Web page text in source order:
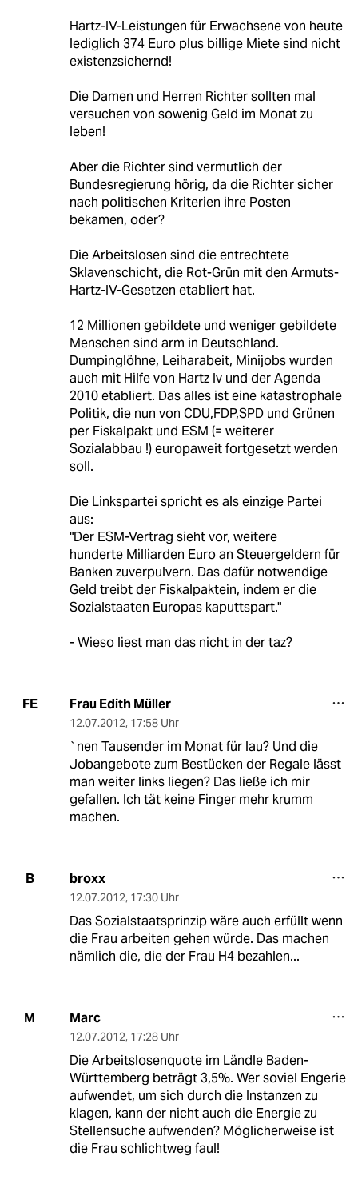
Hartz-IV-Leistungen für Erwachsene von heute
lediglich 374 Euro plus billige Miete sind nicht
existenzsichernd!
Die Damen und Herren Richter sollten mal
versuchen von sowenig Geld im Monat zu
leben!
Aber die Richter sind vermutlich der
Bundesregierung hörig, da die Richter sicher
nach politischen Kriterien ihre Posten
bekamen, oder?
Die Arbeitslosen sind die entrechtete
Sklavenschicht, die Rot-Grün mit den Armuts-
Hartz-IV-Gesetzen etabliert hat.
12 Millionen gebildete und weniger gebildete
Menschen sind arm in Deutschland.
Dumpinglöhne, Leiharabeit, Minijobs wurden
auch mit Hilfe von Hartz Iv und der Agenda
2010 etabliert. Das alles ist eine katastrophale
Politik, die nun von CDU,FDP,SPD und Grünen
per Fiskalpakt und ESM (= weiterer
Sozialabbau !) europaweit fortgesetzt werden
soll.
Die Linkspartei spricht es als einzige Partei
aus:
"Der ESM-Vertrag sieht vor, weitere
hunderte Milliarden Euro an Steuergeldern für
Banken zuverpulvern. Das dafür notwendige
Geld treibt der Fiskalpaktein, indem er die
Sozialstaaten Europas kaputtspart."
- Wieso liest man das nicht in der taz?
FE Frau Edith Müller
12.07.2012, 17:58 Uhr
`nen Tausender im Monat für lau? Und die
Jobangebote zum Bestücken der Regale lässt
man weiter links liegen? Das ließe ich mir
gefallen. Ich tät keine Finger mehr krumm
machen.
B broxx
12.07.2012, 17:30 Uhr
Das Sozialstaatsprinzip wäre auch erfüllt wenn
die Frau arbeiten gehen würde. Das machen
nämlich die, die der Frau H4 bezahlen...
M Marc
12.07.2012, 17:28 Uhr
Die Arbeitslosenquote im Ländle Baden-
Württemberg beträgt 3,5%. Wer soviel Engerie
aufwendet, um sich durch die Instanzen zu
klagen, kann der nicht auch die Energie zu
Stellensuche aufwenden? Möglicherweise ist
die Frau schlichtweg faul!